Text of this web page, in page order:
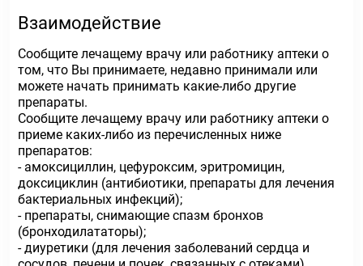
Взаимодействие
Сообщите лечащему врачу или работнику аптеки о
том, что Вы принимаете, недавно принимали или
можете начать принимать какие-либо другие
препараты.
Сообщите лечащему врачу или работнику аптеки о
приеме каких-либо из перечисленных ниже
препаратов:
- амоксициллин, цефуроксим, эритромицин,
доксициклин (антибиотики, препараты для лечения
бактериальных инфекций);
- препараты, снимающие спазм бронхов
(бронходилататоры);
- диуретики (для лечения заболеваний сердца и